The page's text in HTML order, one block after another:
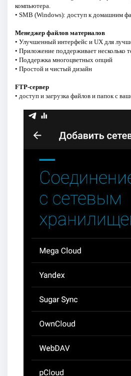
компьютера.
• SMB (Windows): доступ к домашним
Менеджер файлов материалов
• Улучшенный интерфейс и UX для
• Приложение поддерживает несколько
• Поддержка многоцветных опций
• Простой и чистый дизайн
FTP-сервер
• доступ и загрузка файлов и папок с